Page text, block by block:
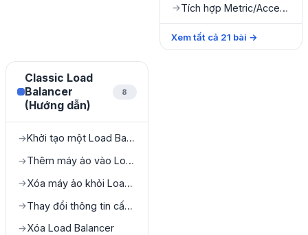
→ Tích hợp Metric/Access logs với FMON
Xem tất cả 21 bài →
Classic Load
Balancer
(Hướng dẫn)
8
→ Khởi tạo một Load Balancer mới
→ Thêm máy ảo vào Load Balancer
→ Xóa máy ảo khỏi Load Balancer
→ Thay đổi thông tin cấu hình Load Balancer
→Xóa Load Balancer